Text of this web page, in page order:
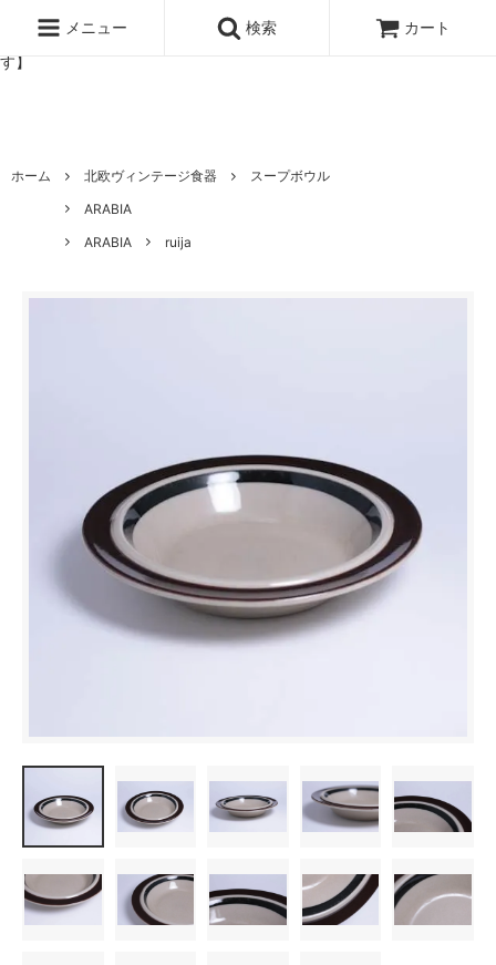
ッタのオンラインストア【アラビア,クイストゴーなどの北欧ヴィンテ
ージ食器,雅峰窯やソルテグラスジュエリーなどの作家の作品が並びま
す】
メニュー 検索 カート
ホーム 北欧ヴィンテージ食器
スープボウル
ARABIA
ARABIA
ruija